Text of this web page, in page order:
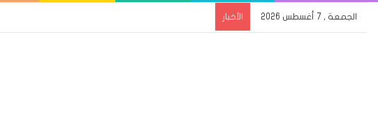
الجمعة , 7 أغسطس 2026 الأخبار